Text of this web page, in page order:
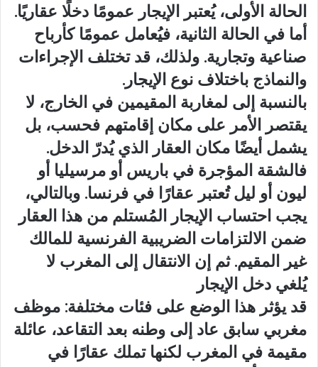
الحالة الأولى، يُعتبر الإيجار عمومًا دخلًا عقاريًا.
أما في الحالة الثانية، فيُعامل عمومًا كأرباح
صناعية وتجارية. ولذلك، قد تختلف الإجراءات
والنماذج باختلاف نوع الإيجار.
بالنسبة إلى لمغاربة المقيمين في الخارج، لا
يقتصر الأمر على مكان إقامتهم فحسب، بل
يشمل أيضًا مكان العقار الذي يُدرّ الدخل.
فالشقة المؤجرة في باريس أو مرسيليا أو
ليون أو ليل تُعتبر عقارًا في فرنسا. وبالتالي،
يجب احتساب الإيجار المُستلم من هذا العقار
ضمن الالتزامات الضريبية الفرنسية للمالك
غير المقيم. ثم إن الانتقال إلى المغرب لا
يُلغي دخل الإيجار
قد يؤثر هذا الوضع على فئات مختلفة: موظف
مغربي سابق عاد إلى وطنه بعد التقاعد، عائلة
مقيمة في المغرب لكنها تملك عقارًا في